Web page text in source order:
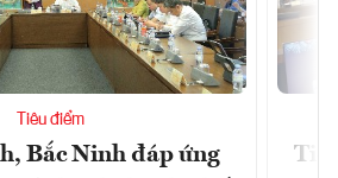
Tiêu điểm
Bắc Ninh đáp ứng